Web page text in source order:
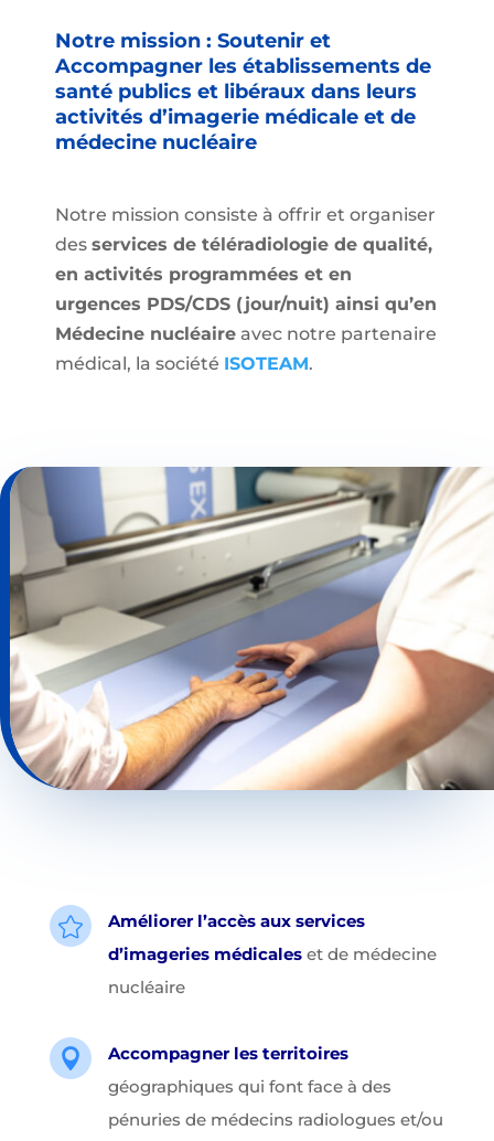
Notre mission : Soutenir et
Accompagner les établissements de
santé publics et libéraux dans leurs
activités d’imagerie médicale et de
médecine nucléaire
Notre mission consiste à offrir et organiser
des services de téléradiologie de qualité,
en activités programmées et en
urgences PDS/CDS (jour/nuit) ainsi qu’en
Médecine nucléaire avec notre partenaire
médical, la société ISOTEAM.

Améliorer l’accès aux services
d’imageries médicaleset de médecine
nucléaire

Accompagner les territoires
géographiques qui font face à des
pénuries de médecins radiologues et/ou